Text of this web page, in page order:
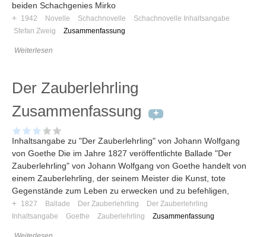
beiden Schachgenies Mirko
+ 1942 Novelle Schachnovelle
Schachnovelle Inhaltsangabe
Stefan Zweig
Zusammenfassung
Weiterlesen
Der Zauberlehrling
Zusammenfassung
Inhaltsangabe zu "Der Zauberlehrling" von Johann Wolfgang
von Goethe Die im Jahre 1827 veröffentlichte Ballade "Der
Zauberlehrling" von Johann Wolfgang von Goethe handelt von
einem Zauberlehrling, der seinem Meister die Kunst, tote
Gegenstände zum Leben zu erwecken und zu befehligen,
+ 1827 Ballade Der Zauberlehrling
Der Zauberlehrling
Inhaltsangabe
Goethe Zauberlehrling Zusammenfassung